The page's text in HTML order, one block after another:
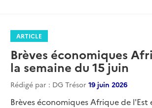
ARTICLE
Brèves économiques
la semaine du 15 juin
Rédigé par : DG Trésor 19 juin 2026
Brèves économiques Afrique de